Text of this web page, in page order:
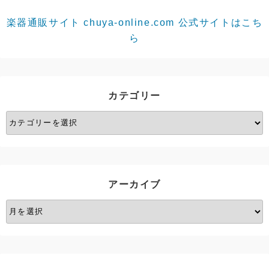
楽器通販サイト chuya-online.com 公式サイトはこち
ら
カテゴリー
カ
テ
アーカイブ
ア
ー